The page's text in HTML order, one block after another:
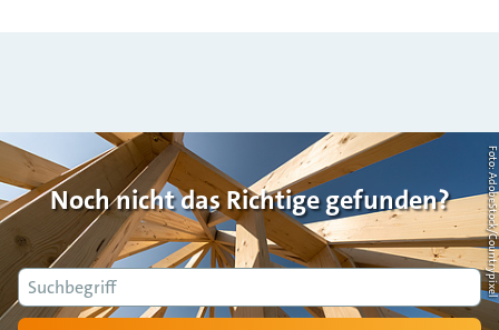
Noch nicht das Richtige gefunden?
Suche Foto: AdobeStock/Countrypixel